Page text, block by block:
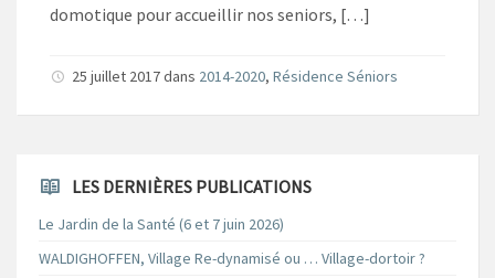
domotique pour accueillir nos seniors, […]
25 juillet 2017dans 2014-2020, Résidence Séniors
LES DERNIÈRES PUBLICATIONS
Le Jardin de la Santé (6 et 7 juin 2026)
WALDIGHOFFEN, Village Re-dynamisé ou … Village-dortoir ?